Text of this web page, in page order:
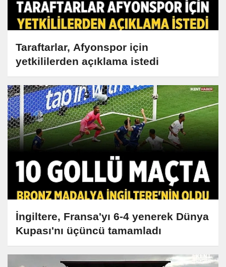
Taraftarlar, Afyonspor için
yetkililerden açıklama istedi
İngiltere, Fransa'yı 6-4 yenerek Dünya
Kupası'nı üçüncü tamamladı